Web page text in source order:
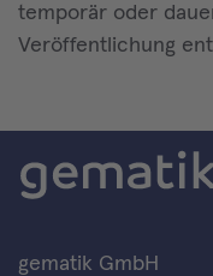
temporär oder
Veröffentlichung
gematik GmbH